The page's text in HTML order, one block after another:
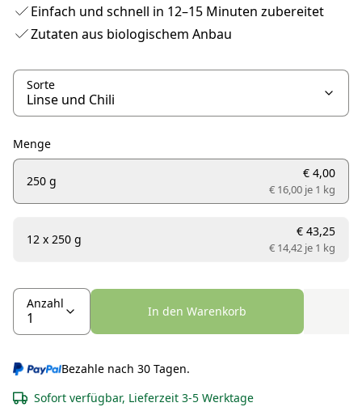
Einfach und schnell in 12–15 Minuten zubereitet
Zutaten aus biologischem Anbau
Sorte
Menge
250 g
€ 4,00
€ 16,00 je 1 kg
12 x 250 g
€ 43,25
€ 14,42 je 1 kg
Anzahl
In den Warenkorb
Bezahle nach 30 Tagen.
Sofort verfügbar, Lieferzeit 3-5 Werktage